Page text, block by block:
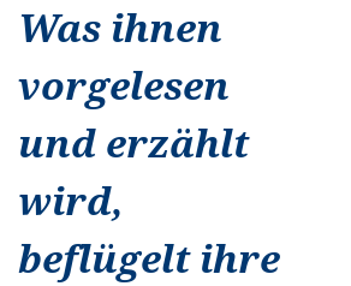
Was ihnen
vorgelesen
und erzählt
wird,
beflügelt ihre